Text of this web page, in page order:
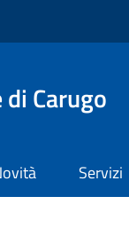
Carugo
Servizi